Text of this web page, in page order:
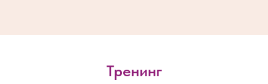
Тренинг